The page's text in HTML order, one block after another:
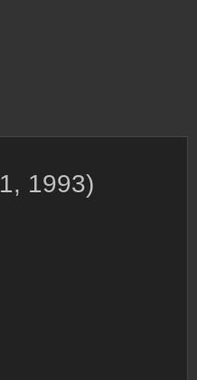
1993)